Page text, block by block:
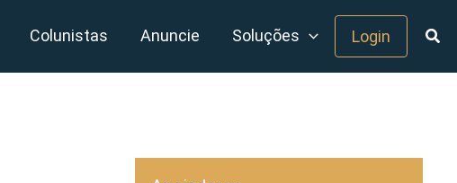
Colunistas Anuncie Soluções Login